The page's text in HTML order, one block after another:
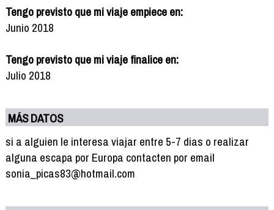
Tengo previsto que mi viaje empiece en:
Junio 2018
Tengo previsto que mi viaje finalice en:
Julio 2018
MÁS DATOS
si a alguien le interesa viajar entre 5-7 dias o realizar
alguna escapa por Europa contacten por email
sonia_picas83@hotmail.com